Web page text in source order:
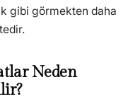
gibi görmekten daha
Neden